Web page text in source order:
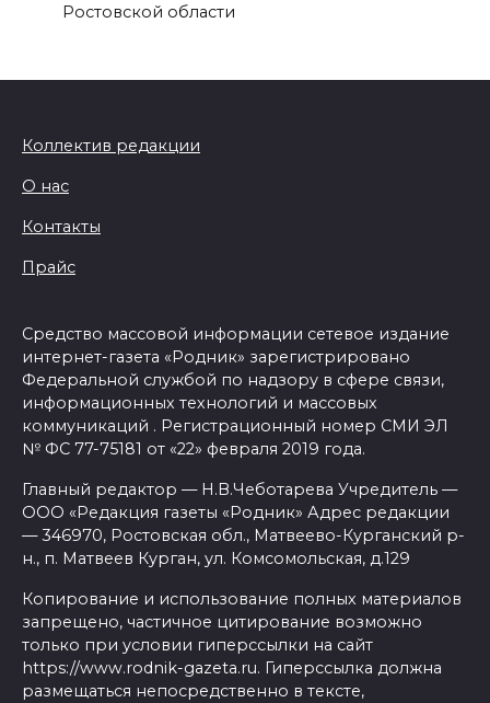
Ростовской области
Коллектив редакции
О нас
Контакты
Прайс
Средство массовой информации сетевое издание
интернет-газета «Родник» зарегистрировано
Федеральной службой по надзору в сфере связи,
информационных технологий и массовых
коммуникаций . Регистрационный номер СМИ ЭЛ
№ ФС 77-75181 от «22» февраля 2019 года.
Главный редактор — Н.В.Чеботарева Учредитель —
ООО «Редакция газеты «Родник» Адрес редакции
— 346970, Ростовская обл., Матвеево-Курганский р-
н., п. Матвеев Курган, ул. Комсомольская, д.129
Копирование и использование полных материалов
запрещено, частичное цитирование возможно
только при условии гиперссылки на сайт
https://www.rodnik-gazeta.ru. Гиперссылка должна
размещаться непосредственно в тексте,